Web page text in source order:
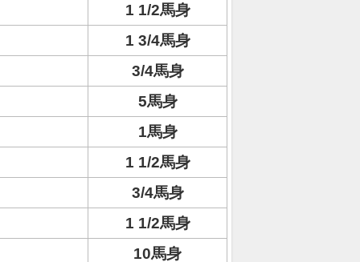
1 1/2馬身
1 3/4馬身
3/4馬身
5馬身
1馬身
1 1/2馬身
3/4馬身
1 1/2馬身
10馬身